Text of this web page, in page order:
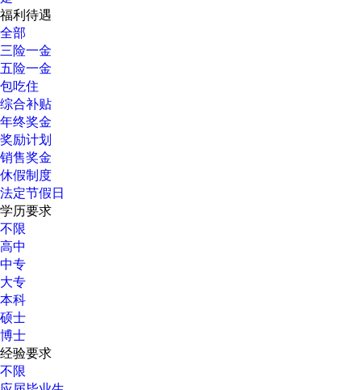
福利待遇
全部
三险一金
五险一金
包吃住
综合补贴
年终奖金
奖励计划
销售奖金
休假制度
法定节假日
学历要求
不限
高中
中专
大专
本科
硕士
博士
经验要求
不限